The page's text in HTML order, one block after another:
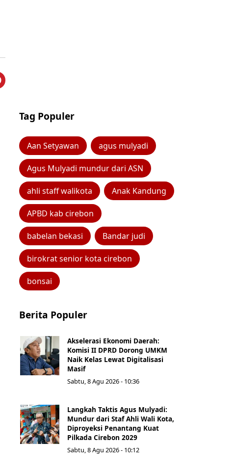
Tag Populer
Aan Setyawan agus mulyadi
Agus Mulyadi mundur dari ASN
ahli staff walikota Anak Kandung
APBD kab cirebon
babelan bekasi Bandar judi
birokrat senior kota cirebon
bonsai
Berita Populer
Akselerasi Ekonomi Daerah:
Komisi II DPRD Dorong UMKM
Naik Kelas Lewat Digitalisasi
Masif
Sabtu, 8 Agu 2026 - 10:36
Langkah Taktis Agus Mulyadi:
Mundur dari Staf Ahli Wali Kota,
Diproyeksi Penantang Kuat
Pilkada Cirebon 2029
Sabtu, 8 Agu 2026 - 10:12